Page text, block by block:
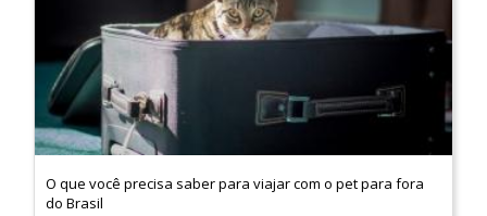
O que você precisa saber para viajar com o pet para fora
do Brasil